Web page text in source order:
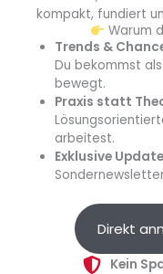
Ein überraschendes
erneuerbarer
wies Cook & Freeze
Mahlzeit auf – wie
kompakt, fundiert
Warum
Trends &
Du bekommst
bewegt.
Praxis statt
arbeitest.
Exklusive
Direkt
Kein